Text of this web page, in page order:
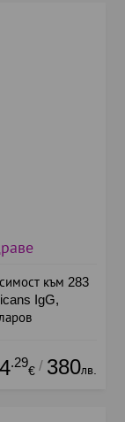
към 283
IgG,
.29
€ / 380лв.